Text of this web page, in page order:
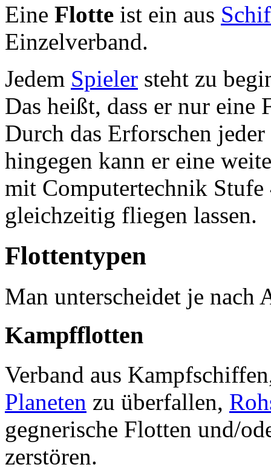
Eine Flotte ist ein aus
Einzelverband.
Jedem Spieler steht zu
Das heißt, dass er nur eine
Durch das Erforschen
hingegen kann er eine
mit Computertechnik
gleichzeitig fliegen lassen.
Flottentypen
Man unterscheidet je nach
Kampfflotten
Verband aus
Planeten zu überfallen,
gegnerische Flotten und/
zerstören.